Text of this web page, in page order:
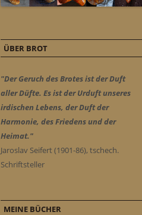
ÜBER BROT
"Der Geruch des Brotes ist der Duft
aller Düfte. Es ist der Urduft unseres
irdischen Lebens, der Duft der
Harmonie, des Friedens und der
Heimat."
Jaroslav Seifert (1901-86), tschech.
Schriftsteller
MEINE BÜCHER